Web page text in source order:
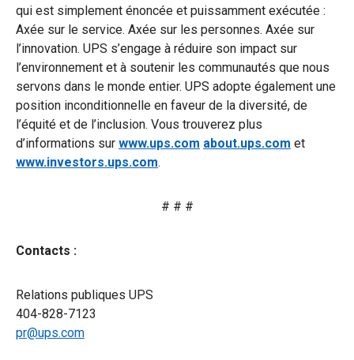
qui est simplement énoncée et puissamment exécutée :
Axée sur le service. Axée sur les personnes. Axée sur
l’innovation. UPS s’engage à réduire son impact sur
l’environnement et à soutenir les communautés que nous
servons dans le monde entier. UPS adopte également une
position inconditionnelle en faveur de la diversité, de
l’équité et de l’inclusion. Vous trouverez plus
d’informations sur www.ups.com about.ups.com et
www.investors.ups.com.
# # #
Contacts :
Relations publiques UPS
404-828-7123
pr@ups.com